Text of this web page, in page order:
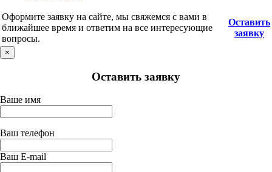
Оформите заявку на сайте, мы свяжемся с вами в
ближайшее время и ответим на все интересующие
вопросы.
Оставить
заявку
×
Оставить заявку
Ваше имя
Ваш телефон
Ваш E-mail